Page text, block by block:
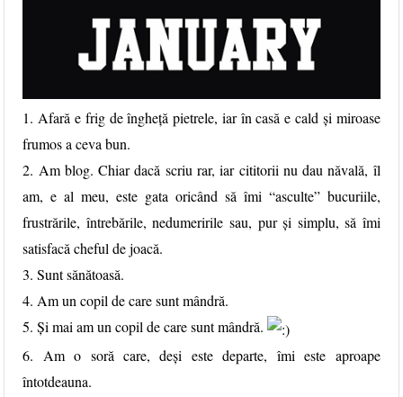
1. Afară e frig de îngheță pietrele, iar în casă e cald și miroase
frumos a ceva bun.
2. Am blog. Chiar dacă scriu rar, iar cititorii nu dau năvală, îl
am, e al meu, este gata oricând să îmi “asculte” bucuriile,
frustrările, întrebările, nedumeririle sau, pur și simplu, să îmi
satisfacă cheful de joacă.
3. Sunt sănătoasă.
4. Am un copil de care sunt mândră.
5. Și mai am un copil de care sunt mândră.
6. Am o soră care, deși este departe, îmi este aproape
întotdeauna.